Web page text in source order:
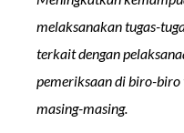
melaksanakan tugas-
terkait dengan
pemeriksaan di biro-biro
masing-masing.